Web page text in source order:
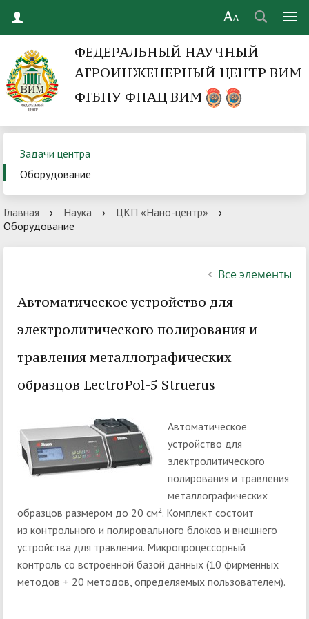
ФЕДЕРАЛЬНЫЙ НАУЧНЫЙ
АГРОИНЖЕНЕРНЫЙ ЦЕНТР ВИМ
ФГБНУ ФНАЦ ВИМ
Задачи центра
Оборудование
Главная › Наука › ЦКП «Нано-центр»
›
Оборудование
Все элементы
Автоматическое устройство для
электролитического полирования и
травления металлографических
образцов LectroPol-5 Struerus
Автоматическое
уcтройство для
электролитического
полирования и травления
металлографических
образцов размером до 20 см². Комплект состоит
из контрольного и полировального блоков и внешнего
устройства для травления. Микропроцессорный
контроль со встроенной базой данных (10 фирменных
методов + 20 методов, определяемых пользователем).